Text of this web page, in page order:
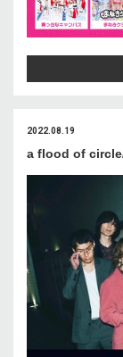
2022.08.19
a flood of